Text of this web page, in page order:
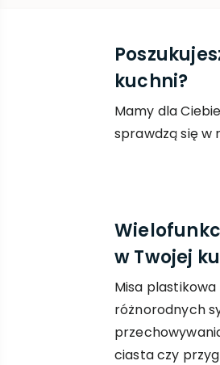
kuchni?
Mamy dla
sprawdzą się w
w Twojej
Misa
różnorodnych
ciasta czy